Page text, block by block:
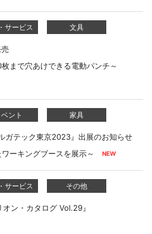
サービス 文具
まで穴あけできる電動パンチ～
ント 家具
ガテック東京2023』出展のお知らせ
ーキングブースを展示～
サービス その他
ン・カタログ Vol.29』